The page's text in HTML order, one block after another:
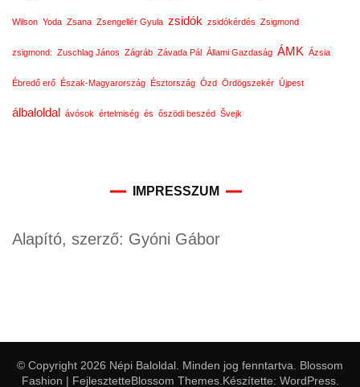
Wilson Yoda Zsana Zsengellér Gyula zsidók zsidókérdés Zsigmond
zsigmond: Zuschlag János Zágráb Závada Pál Állami Gazdaság ÁMK Ázsia
Ébredő erő Észak-Magyarország Észtország Ózd Ördögszekér Újpest
álbaloldal ávósok értelmiség és őszödi beszéd Švejk
IMPRESSZUM
Alapító, szerző: Gyóni Gábor
© Copyright 2026 Népi Baloldal. Minden jog fenntartva. Blossom
Fashion | FejlesztetteBlossom Themes.Készítette: WordPress.